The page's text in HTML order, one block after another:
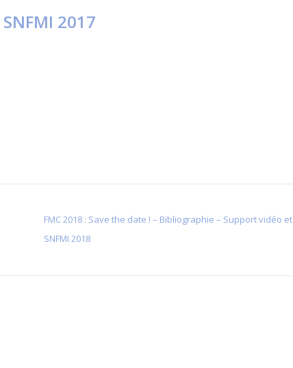
SNFMI 2017
FMC 2018 : Save the date ! – Bibliographie – Support vidéo et
SNFMI 2018